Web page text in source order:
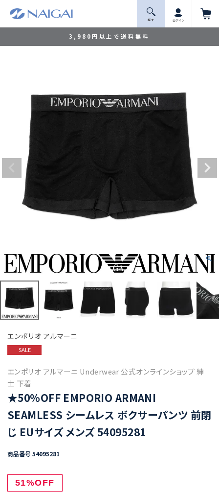
3,980円以上で送料無料
探 す ログイン
エンポリオ アルマーニ
SALE
エンポリオ アルマーニ Underwear 公式オンラインショップ 紳
士 下着
★50%OFF EMPORIO ARMANI
SEAMLESS シームレス ボクサーパンツ 前閉
じ EUサイズ メンズ 54095281
商品番号 54095281
51%OFF